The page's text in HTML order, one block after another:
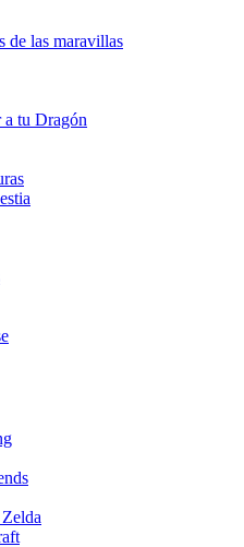
de las maravillas
a tu Dragón